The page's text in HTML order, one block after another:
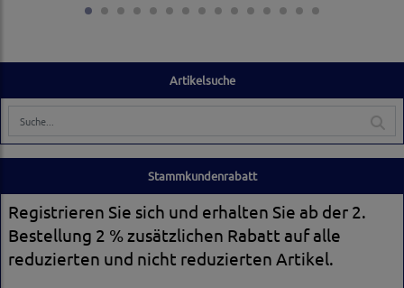
Artikelsuche
Stammkundenrabatt
Registrieren Sie sich und erhalten Sie ab der 2.
Bestellung 2 % zusätzlichen Rabatt auf alle
reduzierten und nicht reduzierten Artikel.